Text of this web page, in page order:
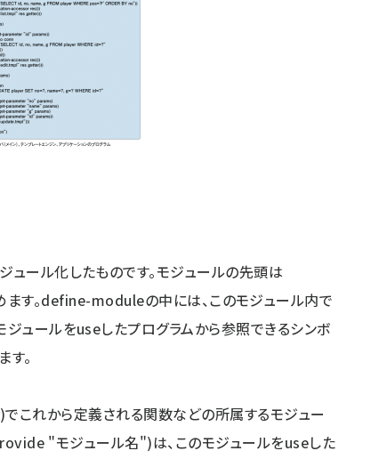
ュール化したものです。モジュールの先頭は
す。define-moduleの中には、このモジュール内で
ュールをuseしたプログラムから参照できるシンボ
。
これから定義される関数などの所属するモジュー
"モジュール名")は、このモジュールをuseした